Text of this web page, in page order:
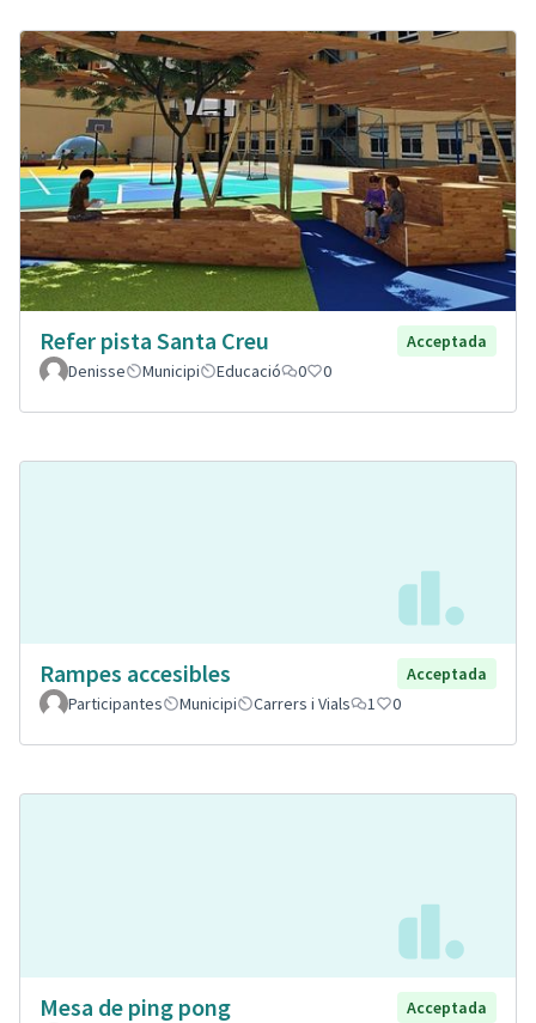
Refer pista Santa Creu
Acceptada
Denisse
Municipi Educació 0 0
Rampes accesibles
Acceptada
Participantes
Municipi Carrers i Vials 1 0
Mesa de ping pong
Acceptada